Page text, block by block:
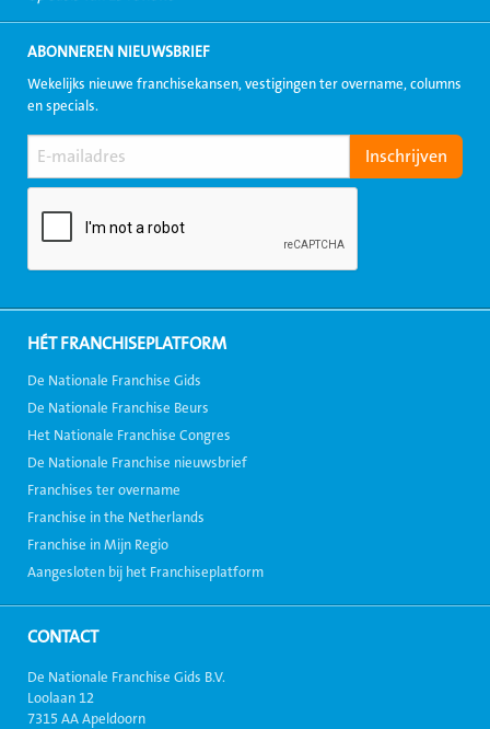
ABONNEREN NIEUWSBRIEF
Wekelijks nieuwe franchisekansen, vestigingen ter overname, columns
en specials.
HÉT FRANCHISEPLATFORM
De Nationale Franchise Gids
De Nationale Franchise Beurs
Het Nationale Franchise Congres
De Nationale Franchise nieuwsbrief
Franchises ter overname
Franchise in the Netherlands
Franchise in Mijn Regio
Aangesloten bij het Franchiseplatform
CONTACT
De Nationale Franchise Gids B.V.
Loolaan 12
7315 AA Apeldoorn